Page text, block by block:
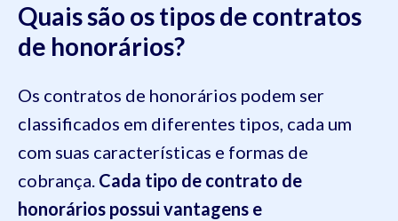
Quais são os tipos de contratos
de honorários?
Os contratos de honorários podem ser
classificados em diferentes tipos, cada um
com suas características e formas de
cobrança. Cada tipo de contrato de
honorários possui vantagens e